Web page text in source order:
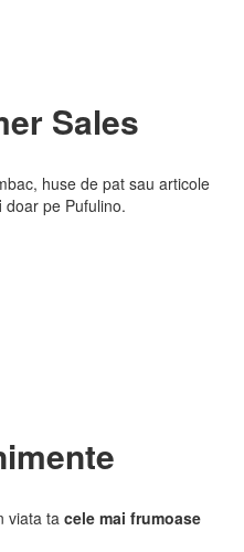
Sales
huse de pat sau articole
doar pe Pufulino.
viata ta cele mai frumoase